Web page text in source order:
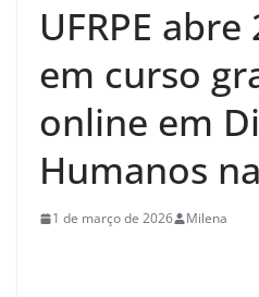
UFRPE
em curso
online em
Humanos
1 de março de 2026 Milena